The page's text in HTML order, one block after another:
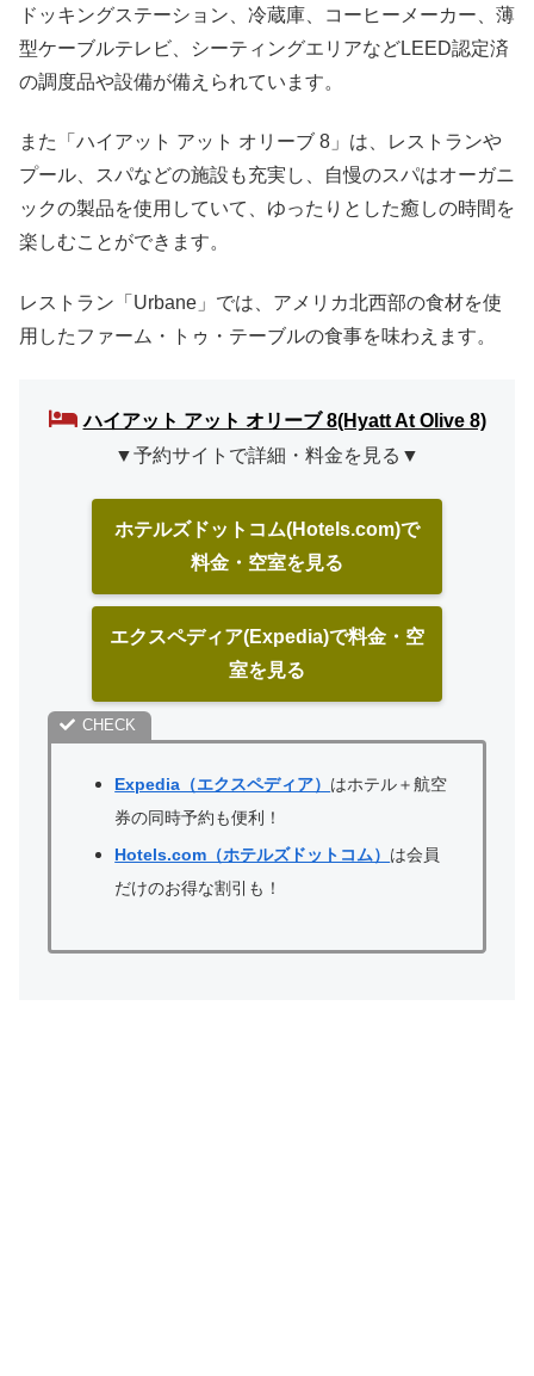
ドッキングステーション、冷蔵庫、コーヒーメーカー、薄
型ケーブルテレビ、シーティングエリアなどLEED認定済
の調度品や設備が備えられています。
また「ハイアット アット オリーブ 8」は、レストランや
プール、スパなどの施設も充実し、自慢のスパはオーガニ
ックの製品を使用していて、ゆったりとした癒しの時間を
楽しむことができます。
レストラン「Urbane」では、アメリカ北西部の食材を使
用したファーム・トゥ・テーブルの食事を味わえます。
ハイアット アット オリーブ 8(Hyatt At Olive 8)
▼予約サイトで詳細・料金を見る▼
ホテルズドットコム(Hotels.com)で
料金・空室を見る
エクスペディア(Expedia)で料金・空
室を見る
Expedia（エクスペディア） はホテル＋航空
券の同時予約も便利！
Hotels.com（ホテルズドットコム） は会員
だけのお得な割引も！